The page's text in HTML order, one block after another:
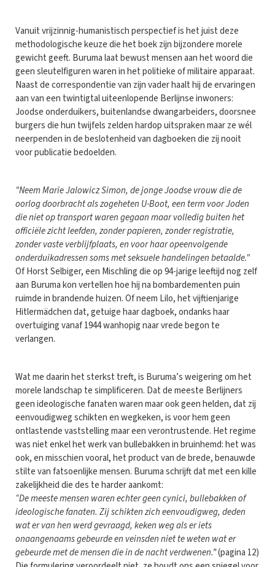
Vanuit vrijzinnig-humanistisch perspectief is het juist deze
methodologische keuze die het boek zijn bijzondere morele
gewicht geeft. Buruma laat bewust mensen aan het woord die
geen sleutelfiguren waren in het politieke of militaire apparaat.
Naast de correspondentie van zijn vader haalt hij de ervaringen
aan van een twintigtal uiteenlopende Berlijnse inwoners:
Joodse onderduikers, buitenlandse dwangarbeiders, doorsnee
burgers die hun twijfels zelden hardop uitspraken maar ze wél
neerpenden in de beslotenheid van dagboeken die zij nooit
voor publicatie bedoelden.
"Neem Marie Jalowicz Simon, de jonge Joodse vrouw die de
oorlog doorbracht als zogeheten U-Boot, een term voor Joden
die niet op transport waren gegaan maar volledig buiten het
officiële zicht leefden, zonder papieren, zonder registratie,
zonder vaste verblijfplaats, en voor haar opeenvolgende
onderduikadressen soms met seksuele handelingen betaalde."
Of Horst Selbiger, een Mischling die op 94-jarige leeftijd nog zelf
aan Buruma kon vertellen hoe hij na bombardementen puin
ruimde in brandende huizen. Of neem Lilo, het vijftienjarige
Hitlermädchen dat, getuige haar dagboek, ondanks haar
overtuiging vanaf 1944 wanhopig naar vrede begon te
verlangen.
Wat me daarin het sterkst treft, is Buruma’s weigering om het
morele landschap te simplificeren. Dat de meeste Berlijners
geen ideologische fanaten waren maar ook geen helden, dat zij
eenvoudigweg schikten en wegkeken, is voor hem geen
ontlastende vaststelling maar een verontrustende. Het regime
was niet enkel het werk van bullebakken in bruinhemd: het was
ook, en misschien vooral, het product van de brede, benauwde
stilte van fatsoenlijke mensen. Buruma schrijft dat met een kille
zakelijkheid die des te harder aankomt:
“De meeste mensen waren echter geen cynici, bullebakken of
ideologische fanaten. Zij schikten zich eenvoudigweg, deden
wat er van hen werd gevraagd, keken weg als er iets
onaangenaams gebeurde en veinsden niet te weten wat er
gebeurde met de mensen die in de nacht verdwenen.”(pagina 12)